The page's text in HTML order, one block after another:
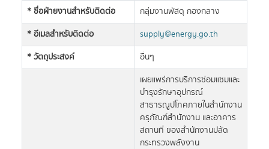
* ชื่อฝ่ายงานสำหรับติดต่อ
กลุ่มงานพัสดุ กองกลาง
* อีเมลสำหรับติดต่อ
supply@energy.go.th
* วัตถุประสงค์
อื่นๆ
เผยแพร่การบริการซ่อมแซมและ
บำรุงรักษาอุปกรณ์
สาธารณูปโภคภายในสำนักงาน
ครุภัณฑ์สำนักงาน และอาคาร
สถานที่ ของสำนักงานปลัด
กระทรวงพลังงาน